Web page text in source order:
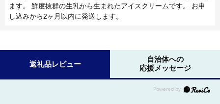
ます。 鮮度抜群の生乳から生まれたアイスクリームです。 お申
し込みから2ヶ月以内に発送します。
返礼品レビュー
自治体への
応援メッセージ